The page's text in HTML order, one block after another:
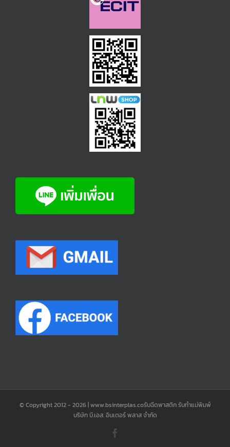
© Copyright 2012 - 2026 | www.bsinterplas.coรับฉีดพาสติก รับทำแม่พิมพ์
บริษัท บี.เอส. อินเตอร์ พลาส จำกัด